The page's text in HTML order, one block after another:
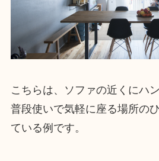
こちらは、ソファの近くにハ
普段使いで気軽に座る場所の
ている例です。